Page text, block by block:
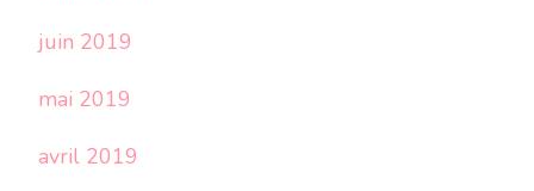
juin 2019
mai 2019
avril 2019